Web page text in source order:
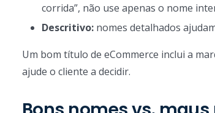
corrida”, não use apenas o nome
Descritivo: nomes detalhados
Um bom título de eCommerce inclui a
ajude o cliente a decidir.